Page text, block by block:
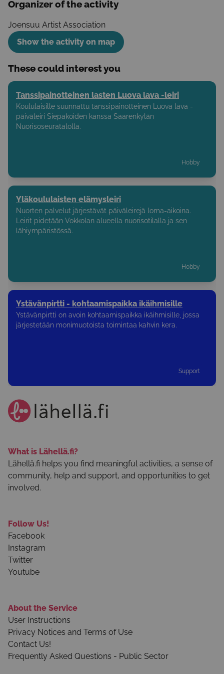
Organizer of the activity
Joensuu Artist Association
Show the activity on map
These could interest you
Tanssipainotteinen lasten Luova lava -leiri
Koululaisille suunnattu tanssipainotteinen Luova lava -
päiväleiri Siepakoiden kanssa Saarenkylän
Nuorisoseuratalolla.
Hobby
Yläkoululaisten elämysleiri
Nuorten palvelut järjestävät päiväleirejä loma-aikoina.
Leirit pidetään Vokkolan alueella nuorisotilalla ja sen
lähiympäristössä.
Hobby
Ystävänpirtti - kohtaamispaikka ikäihmisille
Ystävänpirtti on avoin kohtaamispaikka ikäihmisille, jossa
järjestetään monimuotoista toimintaa kahvin kera.
Support
What is Lähellä.fi?
Lähellä.fi helps you find meaningful activities, a sense of
community, help and support, and opportunities to get
involved.
Follow Us!
Facebook
Instagram
Twitter
Youtube
About the Service
User Instructions
Privacy Notices and Terms of Use
Contact Us!
Frequently Asked Questions - Public Sector